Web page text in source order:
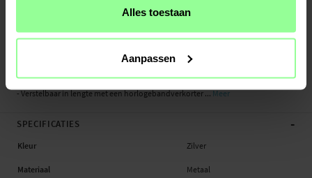
Alles toestaan
Aanpassen
je eenvoudig je huidige bandje kunt vervangen.
- Vlindersluiting om je smartwatch makkelijk om en af te doen
- Inclusief bevestigingsmechanisme (quick release strap) - snel te bevestigen
- Verstelbaar in lengte met een horlogebandverkorter ...Meer
SPECIFICATIES -
Kleur Zilver
Materiaal Metaal